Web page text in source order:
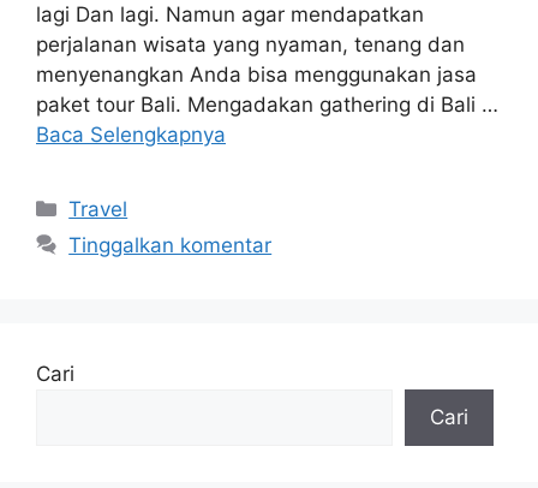
lagi Dan lagi. Namun agar mendapatkan
perjalanan wisata yang nyaman, tenang dan
menyenangkan Anda bisa menggunakan jasa
paket tour Bali. Mengadakan gathering di Bali …
Baca Selengkapnya
Kategori
Travel
Tinggalkan komentar
Cari
Cari